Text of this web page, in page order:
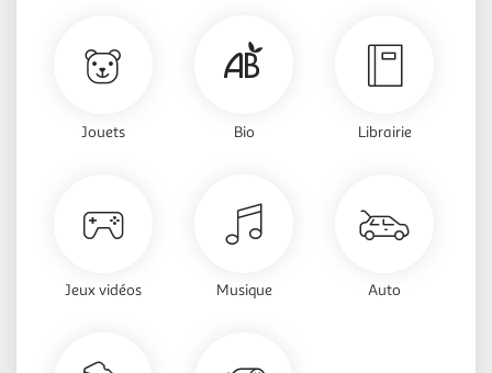
Jouets Bio Librairie
Jeux vidéos Musique Auto